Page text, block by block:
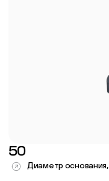
50
Диаметр